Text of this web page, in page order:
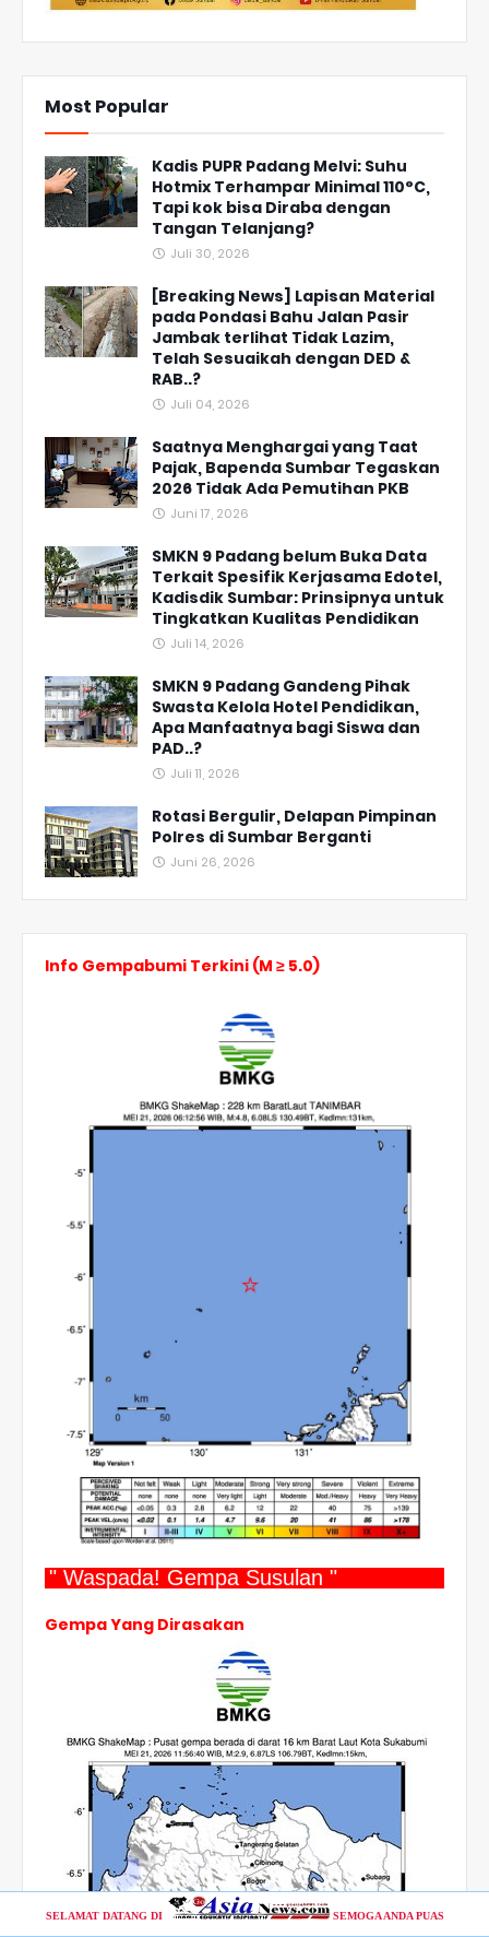
Most Popular
Kadis PUPR Padang Melvi: Suhu
Hotmix Terhampar Minimal 110°C,
Tapi kok bisa Diraba dengan
Tangan Telanjang?
Juli 30, 2026
[Breaking News] Lapisan Material
pada Pondasi Bahu Jalan Pasir
Jambak terlihat Tidak Lazim,
Telah Sesuaikah dengan DED &
RAB..?
Juli 04, 2026
Saatnya Menghargai yang Taat
Pajak, Bapenda Sumbar Tegaskan
2026 Tidak Ada Pemutihan PKB
Juni 17, 2026
SMKN 9 Padang belum Buka Data
Terkait Spesifik Kerjasama Edotel,
Kadisdik Sumbar: Prinsipnya untuk
Tingkatkan Kualitas Pendidikan
Juli 14, 2026
SMKN 9 Padang Gandeng Pihak
Swasta Kelola Hotel Pendidikan,
Apa Manfaatnya bagi Siswa dan
PAD..?
Juli 11, 2026
Rotasi Bergulir, Delapan Pimpinan
Polres di Sumbar Berganti
Juni 26, 2026
Info Gempabumi Terkini (M ≥ 5.0)
" Waspada! Gempa Susulan "
Gempa Yang Dirasakan
SELAMAT DATANG DI SEMOGA ANDA PUAS